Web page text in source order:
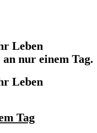
Leben
nur einem Tag.
Leben
Tag